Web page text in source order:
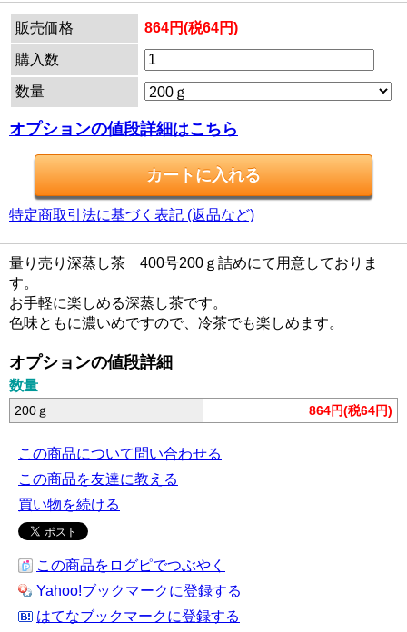
販売価格 864円(税64円)
購入数
数量
オプションの値段詳細はこちら
特定商取引法に基づく表記 (返品など)
量り売り深蒸し茶 400号200ｇ詰めにて用意しておりま
す。
お手軽に楽しめる深蒸し茶です。
色味ともに濃いめですので、冷茶でも楽しめます。
オプションの値段詳細
数量
200ｇ 864円(税64円)
この商品について問い合わせる
この商品を友達に教える
買い物を続ける
この商品をログピでつぶやく
Yahoo!ブックマークに登録する
はてなブックマークに登録する